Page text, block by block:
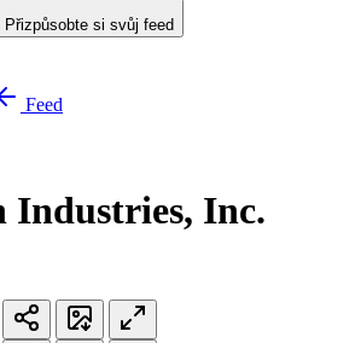
Přizpůsobte si svůj feed
Feed
Industries, Inc.